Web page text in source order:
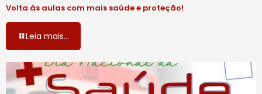
Volta às aulas com mais saúde e proteção!
Leia mais...